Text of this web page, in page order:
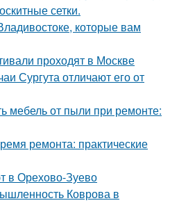
сетки.
которые вам
проходят в Москве
Сургута отличают его от
мебель от пыли при ремонте:
ремонта: практические
в Орехово-Зуево
Коврова в